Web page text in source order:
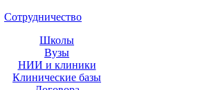
Сотрудничество
Школы
Вузы
НИИ и клиники
Клинические базы